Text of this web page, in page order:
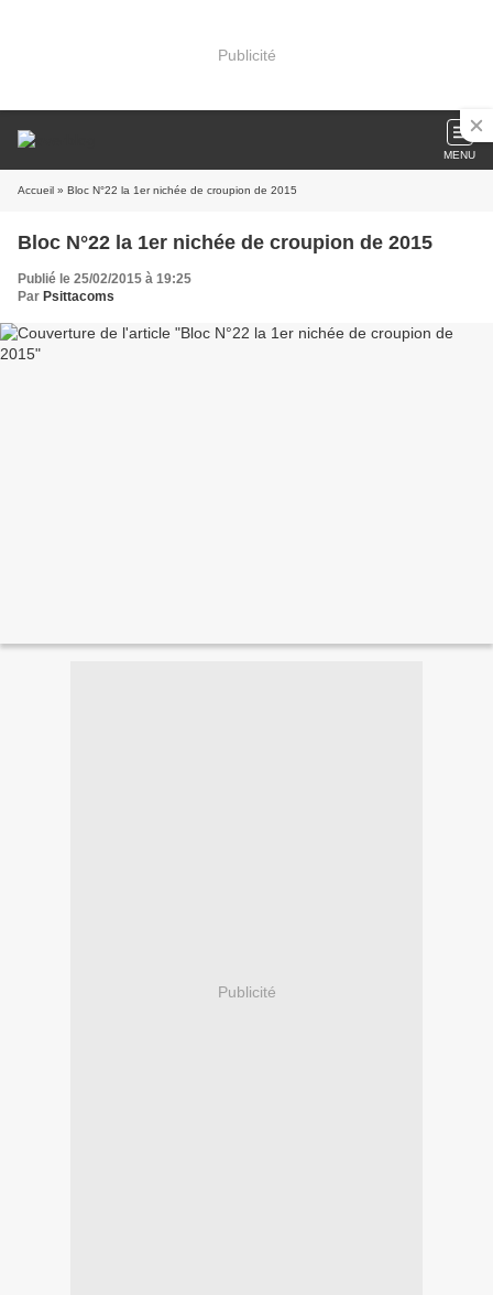
Publicité
MENU
Accueil » Bloc N°22 la 1er nichée de croupion de 2015
Bloc N°22 la 1er nichée de croupion de 2015
Publié le 25/02/2015 à 19:25
Par Psittacoms
Publicité